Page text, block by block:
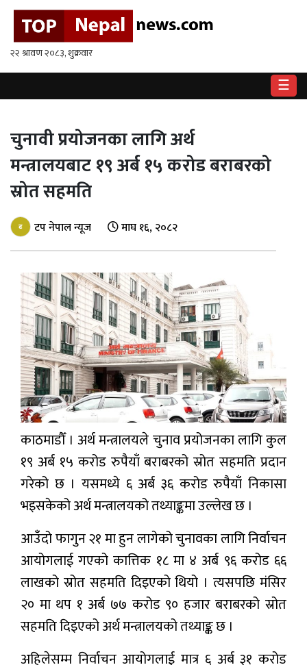
☰
गृहपृष्ठ
राजनीति
अर्थ
खेलकुद
विश्व
बिचार
/
अन्तर्वाता
मनोरन्जन
प्रबास
देश
स्वास्थ्य
जापान
English
चुनावी प्रयोजनका लागि अर्थ
मन्त्रालयबाट १९ अर्ब १५ करोड बराबरको
स्रोत सहमति
टप नेपाल न्यूज माघ १६, २०८२
काठमाडौँ । अर्थ मन्त्रालयले चुनाव प्रयोजनका लागि कुल
१९ अर्ब १५ करोड रुपैयाँ बराबरको स्रोत सहमति प्रदान
गरेको छ । यसमध्ये ६ अर्ब ३६ करोड रुपैयाँ निकासा
भइसकेको अर्थ मन्त्रालयको तथ्याङ्कमा उल्लेख छ ।
आउँदो फागुन २१ मा हुन लागेको चुनावका लागि निर्वाचन
आयोगलाई गएको कात्तिक १८ मा ४ अर्ब ९६ करोड ६६
लाखको स्रोत सहमति दिइएको थियो । त्यसपछि मंसिर
२० मा थप १ अर्ब ७७ करोड ९० हजार बराबरको स्रोत
सहमति दिइएको अर्थ मन्त्रालयको तथ्याङ्क छ ।
अहिलेसम्म निर्वाचन आयोगलाई मात्र ६ अर्ब ३१ करोड